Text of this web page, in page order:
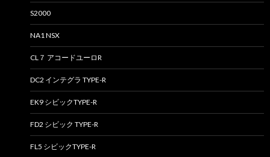
S2000
NA1 NSX
CL７ アコードユーロR
DC2 インテグラ TYPE-R
EK9 シビックTYPE-R
FD2 シビック TYPE-R
FL5 シビックTYPE-R